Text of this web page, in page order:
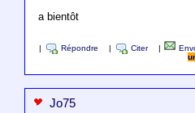
a bientôt
Répondre Citer
Jo75